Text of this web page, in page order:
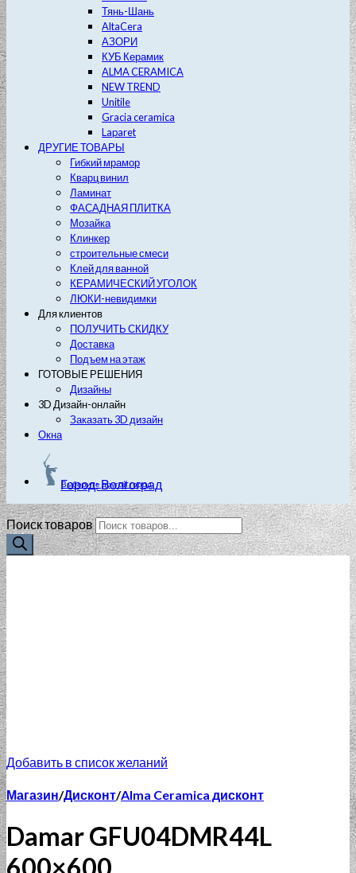
Тянь-Шань
AltaCera
АЗОРИ
КУБ Керамик
ALMA CERAMICA
NEW TREND
Unitile
Gracia ceramica
Laparet
ДРУГИЕ ТОВАРЫ
Гибкий мрамор
Кварц винил
Ламинат
ФАСАДНАЯ ПЛИТКА
Мозайка
Клинкер
строительные смеси
Клей для ванной
КЕРАМИЧЕСКИЙ УГОЛОК
ЛЮКИ-невидимки
Для клиентов
ПОЛУЧИТЬ СКИДКУ
Доставка
Подъем на этаж
ГОТОВЫЕ РЕШЕНИЯ
Дизайны
3D Дизайн-онлайн
Заказать 3D дизайн
Окна
Город: Волгоград
Выберите другой город
Поиск товаров
Добавить в список желаний
Магазин/Дисконт/Alma Ceramica дисконт
Damar GFU04DMR44L